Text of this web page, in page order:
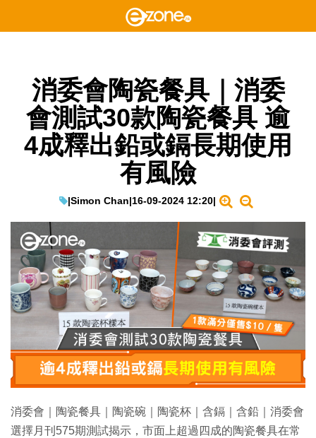
消委會陶瓷餐具｜消委
會測試30款陶瓷餐具 逾
4成釋出鉛或鎘長期使用
有風險
|Simon Chan|16-09-2024 12:20|
消委會｜陶瓷餐具｜陶瓷碗｜陶瓷杯｜含鎘｜含鉛｜消委會
選擇月刊575期測試揭示，市面上超過四成的陶瓷餐具在常